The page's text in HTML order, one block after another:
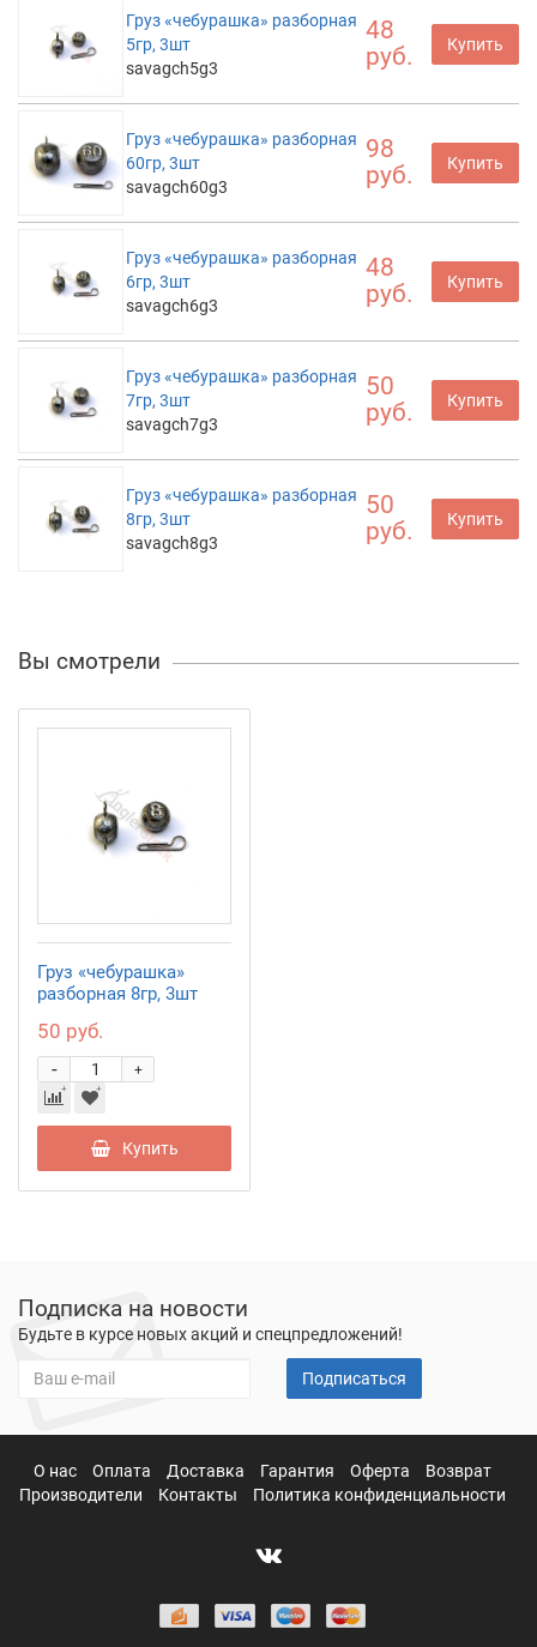
Груз «чебурашка» разборная
5гр, 3шт
savagch5g3
48
руб.
Купить
Груз «чебурашка» разборная
60гр, 3шт
savagch60g3
98
руб.
Купить
Груз «чебурашка» разборная
6гр, 3шт
savagch6g3
48
руб.
Купить
Груз «чебурашка» разборная
7гр, 3шт
savagch7g3
50
руб.
Купить
Груз «чебурашка» разборная
8гр, 3шт
savagch8g3
50
руб.
Купить
Вы смотрели
Груз «чебурашка»
разборная 8гр, 3шт
50 руб.
+
-
Купить
Подписка на новости
Будьте в курсе новых акций и спецпредложений!
Подписаться
О нас Оплата Доставка Гарантия Оферта
Возврат
Производители
Контакты Политика конфиденциальности